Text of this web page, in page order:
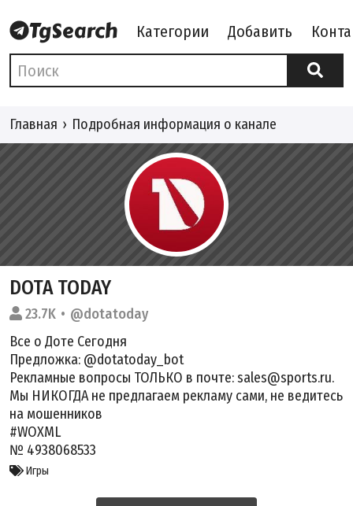
Категории Добавить
Главная Подробная информация о канале
DOTA TODAY
23.7K
@dotatoday
Все о Доте Сегодня
Предложка: @dotatoday_bot
Рекламные вопросы ТОЛЬКО в почте: sales@sports.ru.
Мы НИКОГДА не предлагаем рекламу сами, не ведитесь
на мошенников
#WOXML
№ 4938068533
Игры